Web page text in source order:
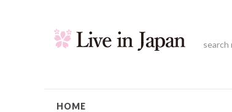
search
HOME